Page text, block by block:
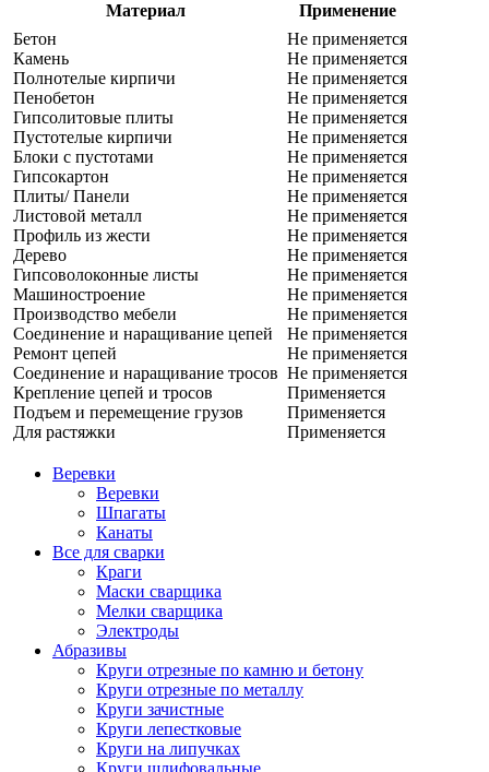
Материал
Применение
Бетон
Камень
Полнотелые кирпичи
Пенобетон
Гипсолитовые плиты
Пустотелые кирпичи
Блоки с пустотами
Гипсокартон
Плиты/ Панели
Листовой металл
Профиль из жести
Дерево
Гипсоволоконные листы
Машиностроение
Производство мебели
Соединение и наращивание цепей
Ремонт цепей
Соединение и наращивание тросов
Крепление цепей и тросов
Подъем и перемещение грузов
Для растяжки
Не применяется
Не применяется
Не применяется
Не применяется
Не применяется
Не применяется
Не применяется
Не применяется
Не применяется
Не применяется
Не применяется
Не применяется
Не применяется
Не применяется
Не применяется
Не применяется
Не применяется
Не применяется
Применяется
Применяется
Применяется
Веревки
Веревки
Шпагаты
Канаты
Все для сварки
Краги
Маски сварщика
Мелки сварщика
Электроды
Абразивы
Круги отрезные по камню и бетону
Круги отрезные по металлу
Круги зачистные
Круги лепестковые
Круги на липучках